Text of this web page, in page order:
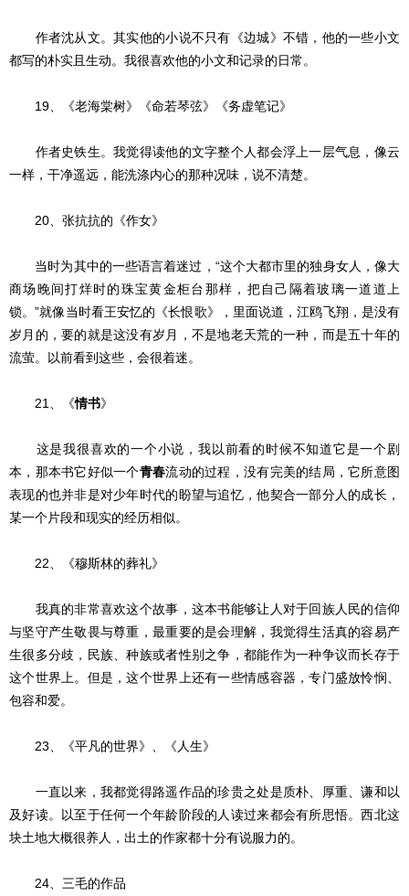
作者沈从文。其实他的小说不只有《边城》不错，他的一些小文
都写的朴实且生动。我很喜欢他的小文和记录的日常。
19、《老海棠树》《命若琴弦》《务虚笔记》
作者史铁生。我觉得读他的文字整个人都会浮上一层气息，像云
一样，干净遥远，能洗涤内心的那种况味，说不清楚。
20、张抗抗的《作女》
当时为其中的一些语言着迷过，“这个大都市里的独身女人，像大
商场晚间打烊时的珠宝黄金柜台那样，把自己隔着玻璃一道道上
锁。”就像当时看王安忆的《长恨歌》，里面说道，江鸥飞翔，是没有
岁月的，要的就是这没有岁月，不是地老天荒的一种，而是五十年的
流萤。以前看到这些，会很着迷。
21、《情书》
这是我很喜欢的一个小说，我以前看的时候不知道它是一个剧
本，那本书它好似一个青春流动的过程，没有完美的结局，它所意图
表现的也并非是对少年时代的盼望与追忆，他契合一部分人的成长，
某一个片段和现实的经历相似。
22、《穆斯林的葬礼》
我真的非常喜欢这个故事，这本书能够让人对于回族人民的信仰
与坚守产生敬畏与尊重，最重要的是会理解，我觉得生活真的容易产
生很多分歧，民族、种族或者性别之争，都能作为一种争议而长存于
这个世界上。但是，这个世界上还有一些情感容器，专门盛放怜悯、
包容和爱。
23、《平凡的世界》、《人生》
一直以来，我都觉得路遥作品的珍贵之处是质朴、厚重、谦和以
及好读。以至于任何一个年龄阶段的人读过来都会有所思悟。西北这
块土地大概很养人，出土的作家都十分有说服力的。
24、三毛的作品